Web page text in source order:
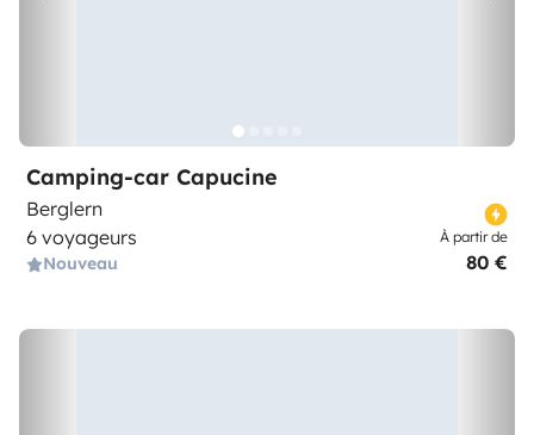
Camping-car Capucine
Berglern
6 voyageurs
Nouveau
À partir de
80 €